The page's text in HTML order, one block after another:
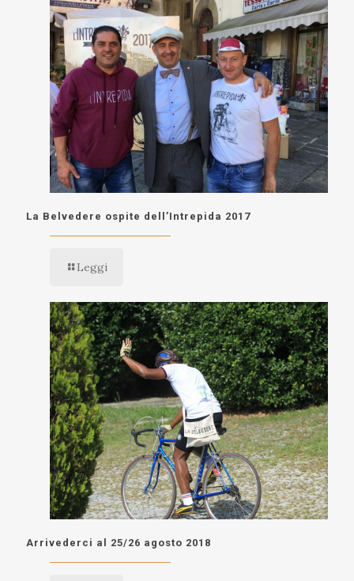
La Belvedere ospite dell’Intrepida 2017
Leggi
Arrivederci al 25/26 agosto 2018